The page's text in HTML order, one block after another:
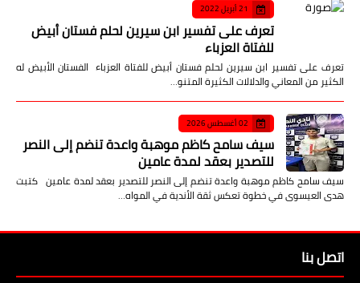
21 أبريل 2022
تعرف على تفسير ابن سيرين لحلم فستان أبيض
للفتاة العزباء
تعرف على تفسير ابن سيرين لحلم فستان أبيض للفتاة العزباء الفستان الأبيض له
الكثير من المعاني والدلالات الكثيرة المتنو…
02 أغسطس 2026
سيف سامح كاظم موهبة واعدة تنضم إلى النصر
للتصدير بعقد لمدة عامين
سيف سامح كاظم موهبة واعدة تنضم إلى النصر للتصدير بعقد لمدة عامين كتبت
هدى العيسوى في خطوة تعكس ثقة الأندية في المواه…
اتصل بنا